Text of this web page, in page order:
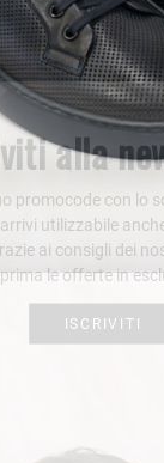
alla
promocode con lo
utilizzabile
ai consigli dei
le offerte in
ISCRIVITI